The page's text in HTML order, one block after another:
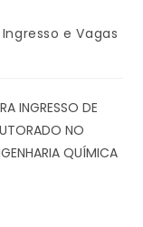
Ingresso e Vagas
INGRESSO DE
NO
QUÍMICA